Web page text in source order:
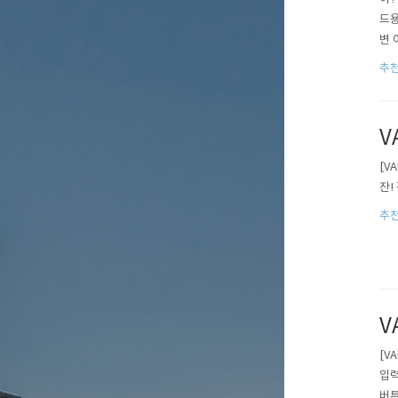
드
변
기
추
잔!
추
입